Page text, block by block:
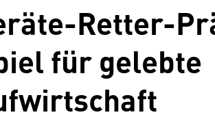
Retter-
für gelebte